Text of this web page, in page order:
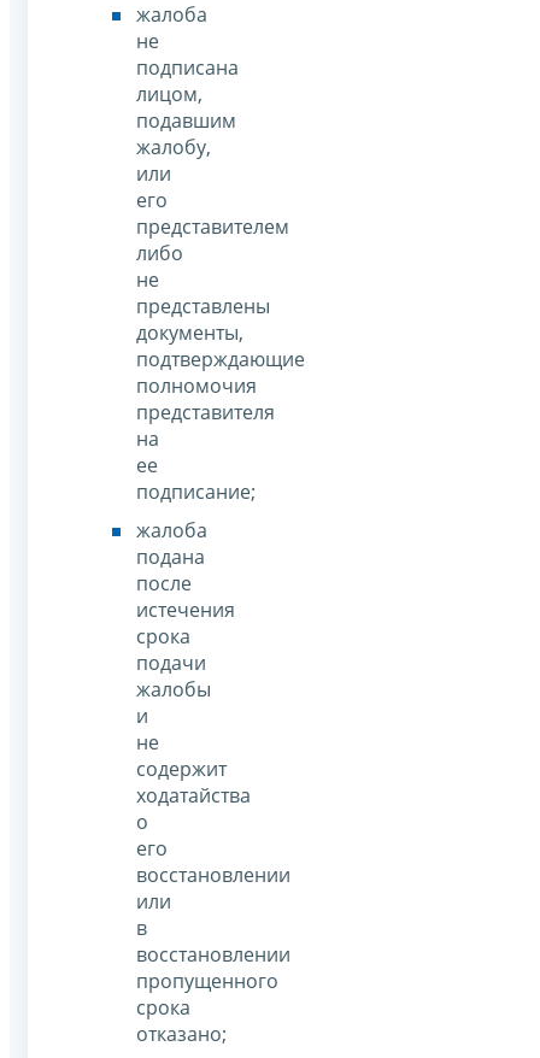
жалоба
не
подписана
лицом,
подавшим
жалобу,
или
его
представителем
либо
не
представлены
документы,
подтверждающие
полномочия
представителя
на
ее
подписание;
жалоба
подана
после
истечения
срока
подачи
жалобы
и
не
содержит
ходатайства
о
его
восстановлении
или
в
восстановлении
пропущенного
срока
отказано;